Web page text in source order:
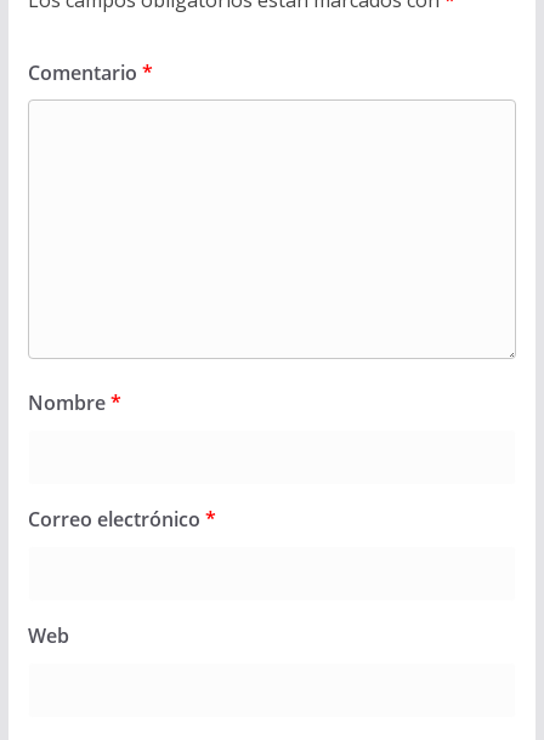
Comentario *
Nombre*
Correo electrónico *
Web